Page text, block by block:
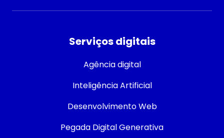
Serviços digitais
Agência digital
Inteligência Artificial
Desenvolvimento Web
Pegada Digital Generativa